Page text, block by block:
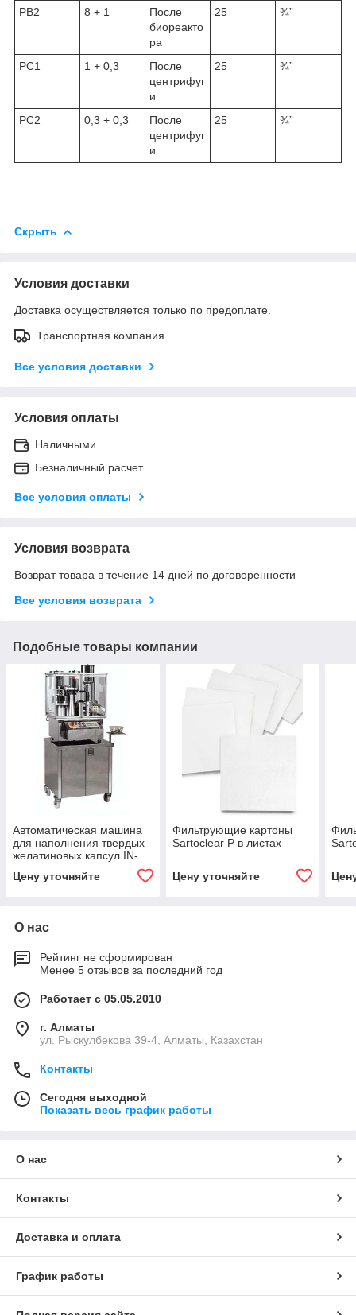
PB2 8 + 1
После
биореакто
ра
25 ¾”
PC1 1 + 0,3
После
центрифуг
и
25 ¾”
PC2 0,3 + 0,3
После
центрифуг
и
25 ¾”
Скрыть
Условия доставки
Доставка осуществляется только по предоплате.
Транспортная компания
Все условия доставки
Условия оплаты
Наличными
Безналичный расчет
Все условия оплаты
Условия возврата
Возврат товара в течение 14 дней по договоренности
Все условия возврата
Подобные товары компании
Автоматическая машина
для наполнения твердых
желатиновых капсул IN-
капс/час)
Цену уточняйте
Фильтрующие картоны
Sartoclear P в листах
Цену уточняйте
О нас
Рейтинг не сформирован
Менее 5 отзывов за последний год
Работает с 05.05.2010
г. Алматы
ул. Рыскулбекова 39-4, Алматы, Казахстан
Контакты
Сегодня выходной
Показать весь график работы
О нас
Контакты
Доставка и оплата
График работы